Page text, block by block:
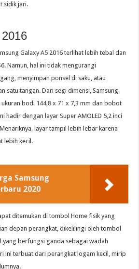
sidik jari.
Galaxy A5 2016 terlihat lebih tebal dan
Namun, hal ini tidak mengurangi
menyimpan ponsel di saku, atau
satu tangan. Dari segi dimensi, Samsung
ukuran bodi 144,8 x 71 x 7,3 mm dan bobot
hadir dengan layar Super AMOLED 5,2 inci
layar tampil lebih lebar karena
lebih kecil.
Samsung
2020
ditemukan di tombol Home fisik yang
depan perangkat, dikelilingi oleh tombol
yang berfungsi ganda sebagai wadah
ini terbuat dari perangkat logam kecil, mirip